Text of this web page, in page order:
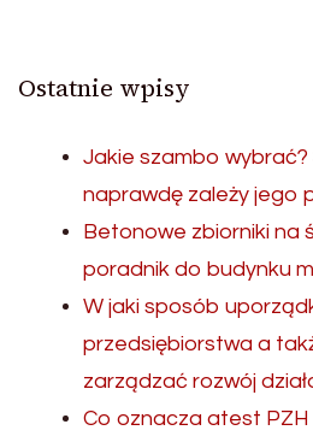
Ostatnie wpisy
Jakie szambo
naprawdę zależy jego
Betonowe zbiorniki na
poradnik do budynku
W jaki sposób
przedsiębiorstwa a
zarządzać rozwój
Co oznacza atest